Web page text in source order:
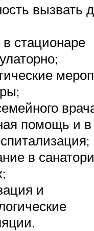
вызвать
стационаре
помощь и
в
и